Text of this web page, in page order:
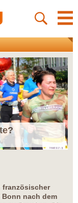
französischer
Bonn nach dem